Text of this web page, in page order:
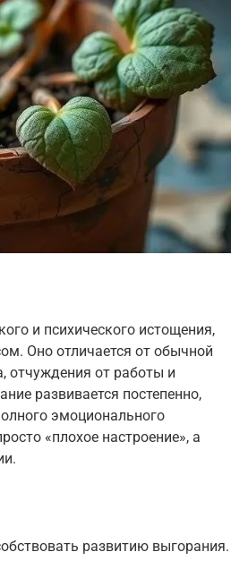
и психического истощения,
Оно отличается от обычной
отчуждения от работы и
развивается постепенно,
эмоционального
«плохое настроение», а
развитию выгорания.